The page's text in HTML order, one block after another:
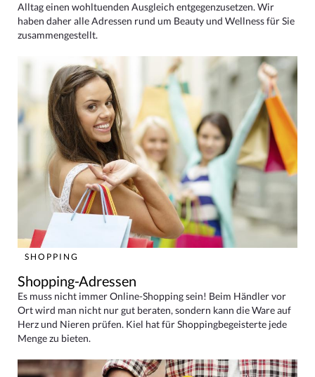
Alltag einen wohltuenden Ausgleich entgegenzusetzen. Wir
haben daher alle Adressen rund um Beauty und Wellness für Sie
zusammengestellt.
SHOPPING
Shopping-Adressen
Es muss nicht immer Online-Shopping sein! Beim Händler vor
Ort wird man nicht nur gut beraten, sondern kann die Ware auf
Herz und Nieren prüfen. Kiel hat für Shoppingbegeisterte jede
Menge zu bieten.